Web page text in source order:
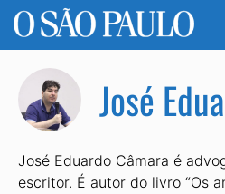
José
José Eduardo Câmara é
escritor. É autor do livro “Os